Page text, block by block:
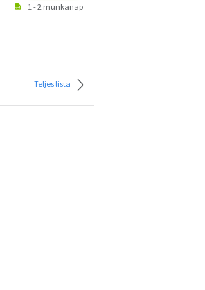
1 - 2 munkanap
Teljes lista